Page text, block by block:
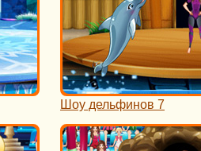
Шоу дельфинов 7